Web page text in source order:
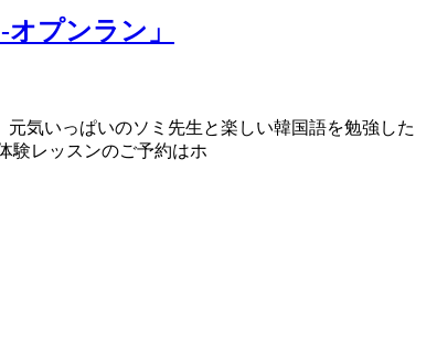
プンラン」
気いっぱいのソミ先生と楽しい韓国語を勉強した
験レッスンのご予約はホ